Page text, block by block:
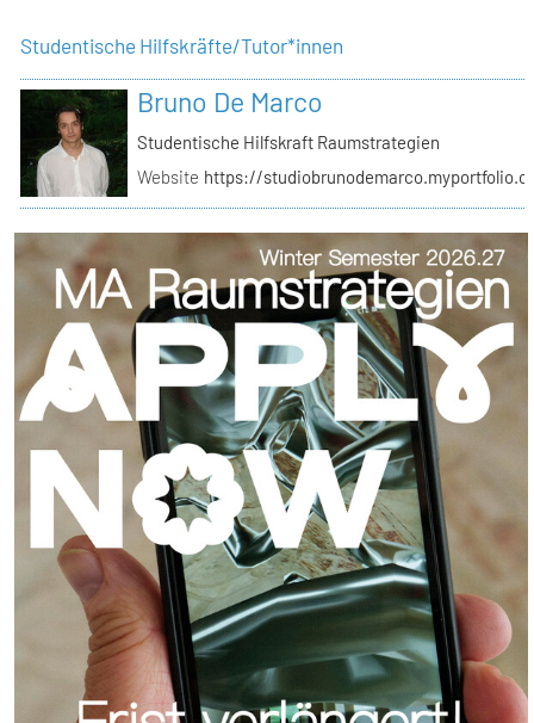
Studentische Hilfskräfte/Tutor*innen
Bruno De Marco
Studentische Hilfskraft Raumstrategien
Website https://